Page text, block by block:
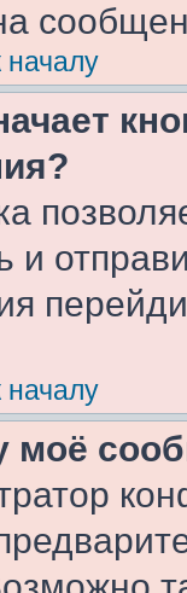
началу
и
началу
моё